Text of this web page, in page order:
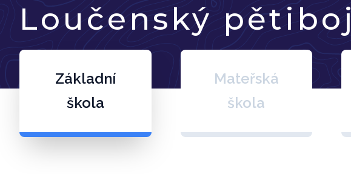
Loučenský pětiboj
Základní
škola
Mateřská
škola